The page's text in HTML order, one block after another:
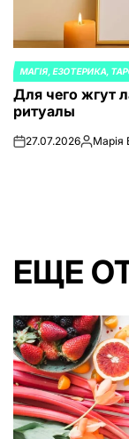
ОПУБЛИКОВАНО
В
МАГІЯ, ЕЗОТЕРИКА,
Для чего жгут
ритуалы
on27.07.2026Запись
Марія
ЕЩЕ